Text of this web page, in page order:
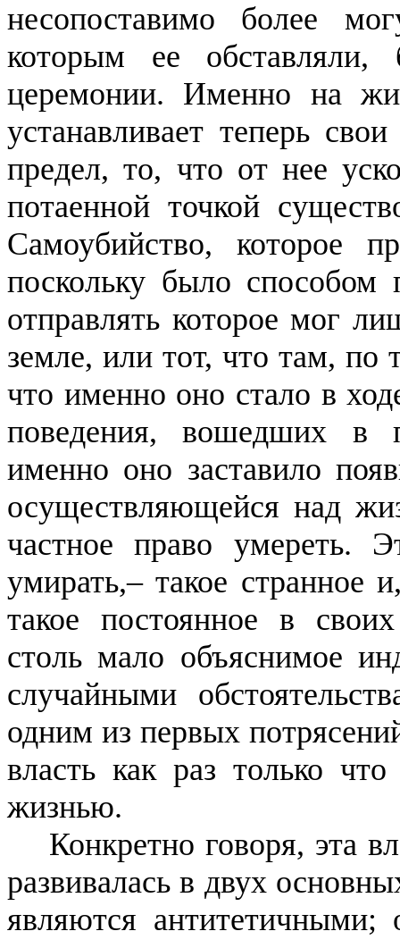
несопоставимо более
которым ее обставляли,
церемонии. Именно на
устанавливает теперь
предел, то, что от нее
потаенной точкой
Самоубийство, которое
поскольку было способом
отправлять которое мог
земле, или тот, что там, по
что именно оно стало в
поведения, вошедших в
именно оно заставило
осуществляющейся над
частное право умереть.
умирать,– такое странное
такое постоянное в
столь мало объяснимое
случайными
одним из первых
власть как раз только что
жизнью.
Конкретно говоря, эта
развивалась в двух
являются антитетичными;